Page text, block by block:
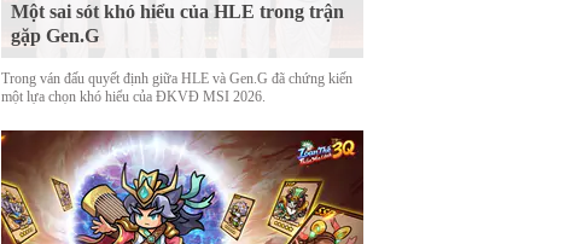
Một sai sót khó hiểu của HLE trong trận
gặp Gen.G
Trong ván đấu quyết định giữa HLE và Gen.G đã chứng kiến
một lựa chọn khó hiểu của ĐKVĐ MSI 2026.